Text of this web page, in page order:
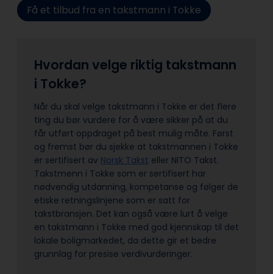
Få et tilbud fra en takstmann i Tokke
Hvordan velge riktig takstmann
i Tokke?
Når du skal velge takstmann i Tokke er det flere
ting du bør vurdere for å være sikker på at du
får utført oppdraget på best mulig måte. Først
og fremst bør du sjekke at takstmannen i Tokke
er sertifisert av Norsk Takst eller NITO Takst.
Takstmenn i Tokke som er sertifisert har
nødvendig utdanning, kompetanse og følger de
etiske retningslinjene som er satt for
takstbransjen. Det kan også være lurt å velge
en takstmann i Tokke med god kjennskap til det
lokale boligmarkedet, da dette gir et bedre
grunnlag for presise verdivurderinger.